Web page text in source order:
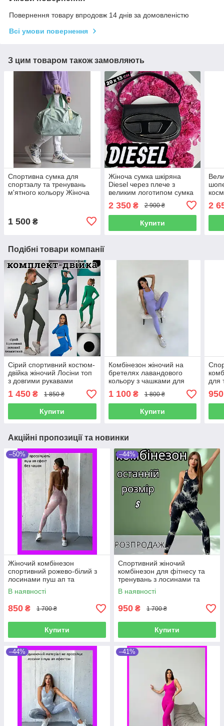
Повернення товару впродовж 14 днів за домовленістю
Всі умови повернення
З цим товаром також замовляють
Спортивна сумка для
спортзалу та тренувань
м'ятного кольору Жіноча
1 500 ₴
Жіноча сумка шкіряна
Diesel через плече з
великим логотипом сумка
чорна
2 350₴ 2 900 ₴
Купити
2
Подібні товари компанії
Сірий спортивний костюм-
двійка жіночий Лосіни топ
з довгими рукавами
фітнес-комплект для
тренувань дівчині
1 450 ₴ 1 850 ₴
Купити
Комбінезон жіночий на
бретелях лавандового
кольору з чашками для
фітнесу та тренувань
Фітнес-костюм з відкритою
спиною дівчині
1 100₴ 1 800 ₴
Купити
для
950
Акційні пропозиції та новинки
–50%
Жіночий комбінезон
спортивний рожево-білий з
лосинами пуш ап та
відкритою спиною для
фітнесу та тренувань
В наявності
850 ₴ 1 700 ₴
Купити
–44%
Спортивний жіночий
комбінезон для фітнесу та
тренувань з лосинами та
відкритою спиною чорний
білий
В наявності
950 ₴ 1 700 ₴
Купити
–44% –41%